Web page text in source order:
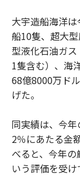
大宇造船海洋
船10隻、超大
型液化石油ガ
1隻含む）、海
68億8000万ド
げた。
同実績は、今
2％にあたる金
べると、今年
いう評価を受け